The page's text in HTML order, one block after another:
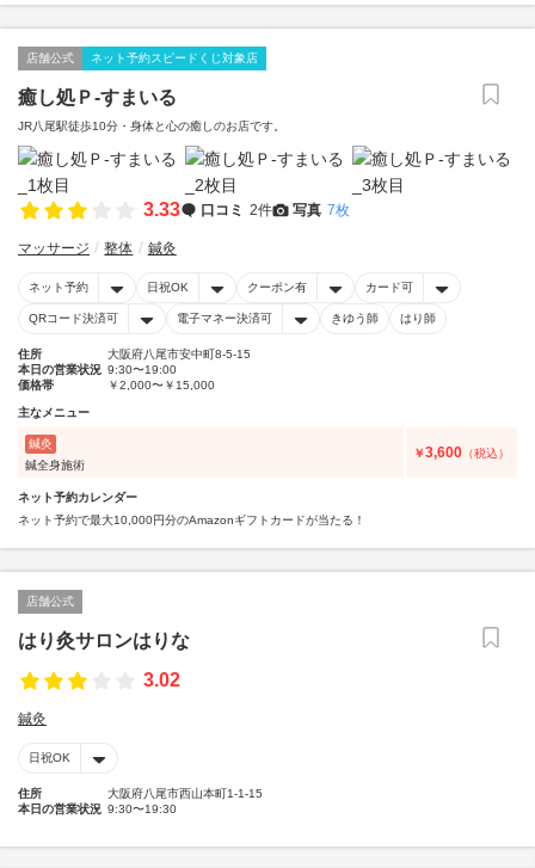
店舗公式 ネット予約スピードくじ対象店
癒し処Ｐ‐すまいる
JR八尾駅徒歩10分・身体と心の癒しのお店です。
3.33 口コミ 2件 写真 7枚
マッサージ 整体 鍼灸
ネット予約 日祝OK クーポン有 カード可
QRコード決済可 電子マネー決済可 きゆう師 はり師
住所
大阪府八尾市安中町8-5-15
本日の営業状況 9:30〜19:00
価格帯
￥2,000〜￥15,000
主なメニュー
鍼灸
鍼全身施術
￥3,600 （税込）
ネット予約カレンダー
ネット予約で最大10,000円分のAmazonギフトカードが当たる！
店舗公式
はり灸サロンはりな
3.02
鍼灸
日祝OK
住所
大阪府八尾市西山本町1-1-15
本日の営業状況 9:30〜19:30